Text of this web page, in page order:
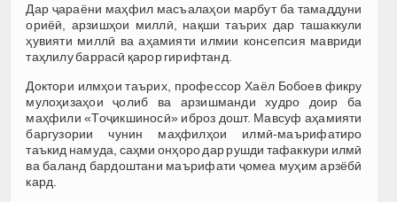
Дар ҷараёни маҳфил масъалаҳои марбут ба тамаддуни
ориёӣ, арзишҳои миллӣ, нақши таърих дар ташаккули
ҳувияти миллӣ ва аҳамияти илмии консепсия мавриди
таҳлилу баррасӣ қарор гирифтанд.
Доктори илмҳои таърих, профессор Хаёл Бобоев фикру
мулоҳизаҳои ҷолиб ва арзишманди худро доир ба
маҳфили «Тоҷикшиносӣ» иброз дошт. Мавсуф аҳамияти
баргузории чунин маҳфилҳои илмӣ-маърифатиро
таъкид намуда, саҳми онҳоро дар рушди тафаккури илмӣ
ва баланд бардоштани маърифати ҷомеа муҳим арзёбӣ
кард.